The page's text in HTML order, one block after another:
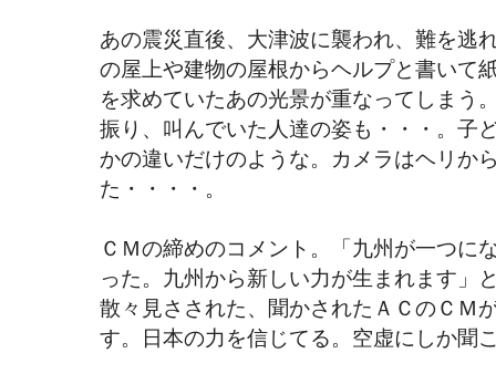
あの震災直後、大津波に襲われ、難を逃
の屋上や建物の屋根からヘルプと書いて
を求めていたあの光景が重なってしまう
振り、叫んでいた人達の姿も・・・。子
かの違いだけのような。カメラはヘリか
た・・・・。
ＣＭの締めのコメント。「九州が一つに
った。九州から新しい力が生まれます」
散々見さされた、聞かされたＡＣのＣＭ
す。日本の力を信じてる。空虚にしか聞